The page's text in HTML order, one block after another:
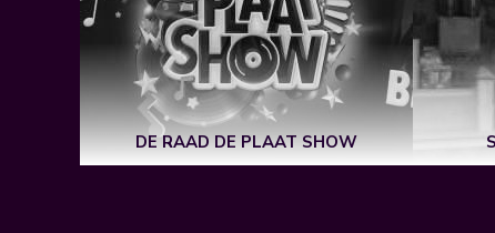
DE RAAD DE PLAAT SHOW